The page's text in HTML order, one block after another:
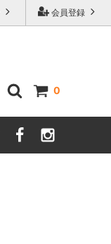
会員登録
0